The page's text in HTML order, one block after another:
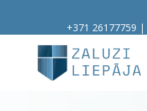
+371 26177759 |